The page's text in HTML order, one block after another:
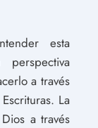
esta
a través
La
a través